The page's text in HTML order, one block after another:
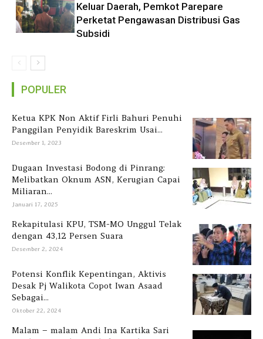
Keluar Daerah, Pemkot Parepare
Perketat Pengawasan Distribusi Gas
Subsidi
POPULER
Ketua KPK Non Aktif Firli Bahuri Penuhi
Panggilan Penyidik Bareskrim Usai...
Desember 1, 2023
Dugaan Investasi Bodong di Pinrang:
Melibatkan Oknum ASN, Kerugian Capai
Miliaran...
Januari 17, 2025
Rekapitulasi KPU, TSM-MO Unggul Telak
dengan 43,12 Persen Suara
Desember 2, 2024
Potensi Konflik Kepentingan, Aktivis
Desak Pj Walikota Copot Iwan Asaad
Sebagai...
Oktober 22, 2024
Malam – malam Andi Ina Kartika Sari